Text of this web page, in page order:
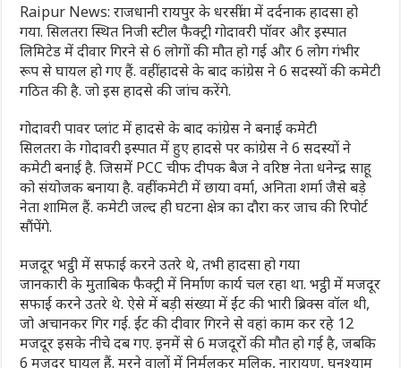
Raipur News: राजधानी रायपुर के धरसींवा में दर्दनाक हादसा हो
गया. सिलतरा स्थित निजी स्टील फैक्ट्री गोदावरी पॉवर और इस्पात
लिमिटेड में दीवार गिरने से 6 लोगों की मौत हो गई और 6 लोग गंभीर
रूप से घायल हो गए हैं. वहीं हादसे के बाद कांग्रेस ने 6 सदस्यों की कमेटी
गठित की है. जो इस हादसे की जांच करेंगे.
गोदावरी पावर प्लांट में हादसे के बाद कांग्रेस ने बनाई कमेटी
सिलतरा के गोदावरी इस्पात में हुए हादसे पर कांग्रेस ने 6 सदस्यों ने
कमेटी बनाई है. जिसमें PCC चीफ दीपक बैज ने वरिष्ठ नेता धनेन्द्र साहू
को संयोजक बनाया है. वहीं कमेटी में छाया वर्मा, अनिता शर्मा जैसे बड़े
नेता शामिल हैं. कमेटी जल्द ही घटना क्षेत्र का दौरा कर जाच की रिपोर्ट
सौंपेंगे.
मजदूर भट्ठी में सफाई करने उतरे थे, तभी हादसा हो गया
जानकारी के मुताबिक फैक्ट्री में निर्माण कार्य चल रहा था. भट्ठी में मजदूर
सफाई करने उतरे थे. ऐसे में बड़ी संख्या में ईंट की भारी ब्रिक्स वॉल थी,
जो अचानकर गिर गई. ईंट की दीवार गिरने से वहां काम कर रहे 12
मजदूर इसके नीचे दब गए. इनमें से 6 मजदूरों की मौत हो गई है, जबकि
6 मजदूर घायल हैं. मरने वालों में निर्मलकर मलिक, नारायण, घनश्याम